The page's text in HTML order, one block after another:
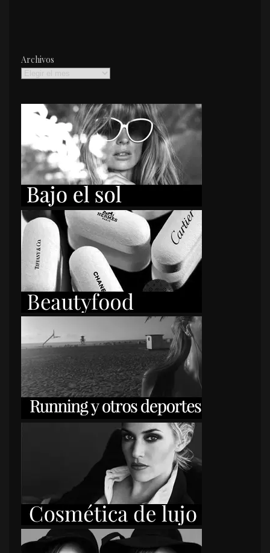
Archivos